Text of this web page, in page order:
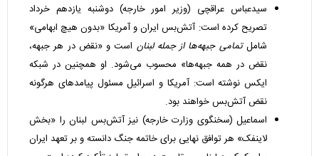
سیدعباس عراقچی (وزیر امور خارجه) دوشنبه یازدهم خرداد
تصریح کرده است: آتش‌بس ایران و آمریکا «بدون هیچ ابهامی»
شاملتمامی جبهه‌ها از جمله لبنان است و «نقض در هر جبهه،
نقض در همه جبهه‌ها» محسوب می‌شود. او همچنین در شبکه
ایکس نوشته است: آمریکا و اسرائیل مسئول پیامدهای هرگونه
نقض آتش‌بس خواهند بود.
اسماعیل (سخنگوی وزارت خارجه) نیز آتش‌بس لبنان را «بخش
لاینفک» هر توافق نهایی برای خاتمه جنگ دانسته و بر تعهد ایران